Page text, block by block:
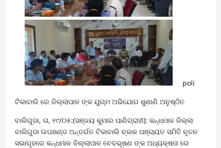
poli
ଟିକାବାଲି ରେ ଜିଲ୍ଲାପାଳ ଙ୍କ ଯୁଗ୍ମ ଅଭିଯୋଗ ଶୁଣାଣି ଅନୁଷ୍ଠିତ
ବାଲିଗୁଡା, ତା, ୧୯/୦୫:(ସଞ୍ଜୟ କୁମାର ପାଣିଗ୍ରାହୀ): କନ୍ଧମାଳ ଜିଲ୍ଲା
ବାଲିଗୁଡା ଉପଖଣ୍ଡ ଅନ୍ତର୍ଗତ ଟିକାବାଲି ବ୍ଲକ ପଞ୍ଚାୟତ ସମିତି ନୂତନ
ସଭାଗୃହରେ କନ୍ଧମାଳ ଜିଲ୍ଲାପାଳ ବେଦଭୂଷଣ ଙ୍କ ଅଧ୍ୟକ୍ଷତା ରେ